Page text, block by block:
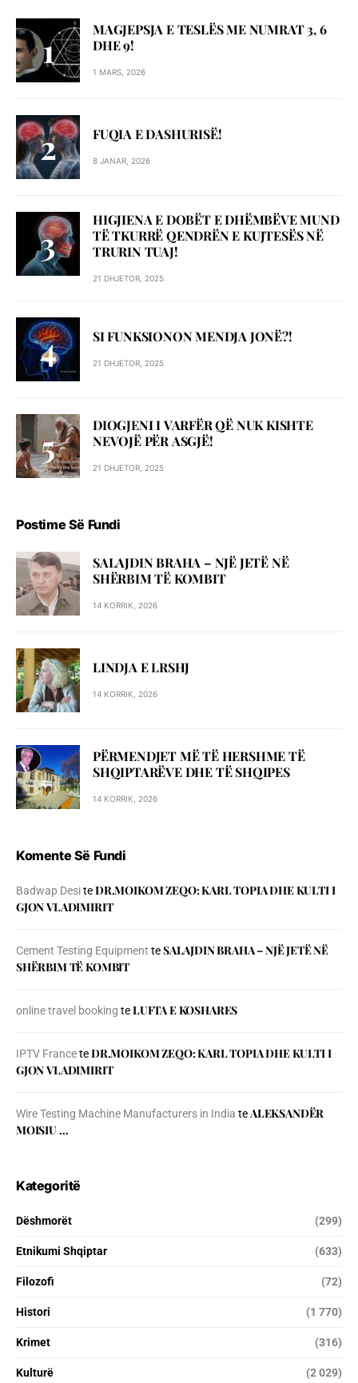
MAGJEPSJA E TESLËS ME NUMRAT 3, 6
DHE 9!
1 MARS, 2026
FUQIA E DASHURISË!
8 JANAR, 2026
HIGJIENA E DOBËT E DHËMBËVE MUND
TË TKURRË QENDRËN E KUJTESËS NË
TRURIN TUAJ!
21 DHJETOR, 2025
SI FUNKSIONON MENDJA JONË?!
21 DHJETOR, 2025
DIOGJENI I VARFËR QË NUK KISHTE
NEVOJË PËR ASGJË!
21 DHJETOR, 2025
Postime Së Fundi
SALAJDIN BRAHA – NJЁ JETЁ NЁ
SHЁRBIM TЁ KOMBIT
14 KORRIK, 2026
LINDJA E LRSHJ
14 KORRIK, 2026
PËRMENDJET MË TË HERSHME TË
SHQIPTARËVE DHE TË SHQIPES
14 KORRIK, 2026
Komente Së Fundi
Badwap DesiteDR.MOIKOM ZEQO: KARL TOPIA DHE KULTI I
GJON VLADIMIRIT
Cement Testing Equipment teSALAJDIN BRAHA – NJЁ JETЁ NЁ
SHЁRBIM TЁ KOMBIT
online travel booking teLUFTA E KOSHARES
IPTV FranceteDR.MOIKOM ZEQO: KARL TOPIA DHE KULTI I
GJON VLADIMIRIT
Wire Testing Machine Manufacturers in India teALEKSANDËR
MOISIU …
Kategoritë
Dëshmorët (299)
Etnikumi Shqiptar (633)
Filozofi (72)
Histori (1 770)
Krimet (316)
Kulturë (2 029)